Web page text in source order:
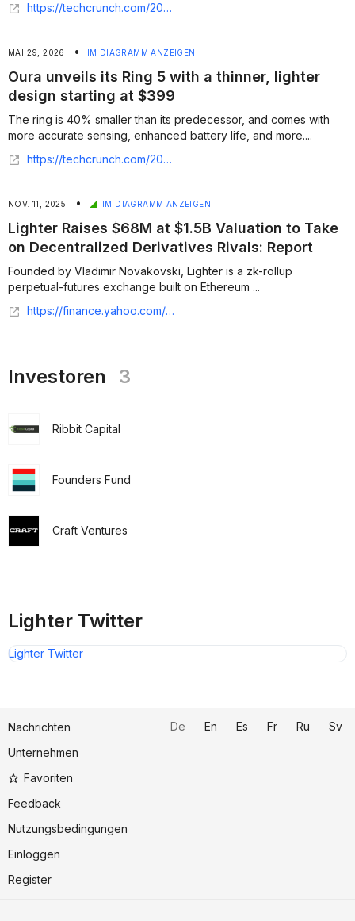
https://techcrunch.com/2026/06/04/oura-ring-5-review-thinner-lighter-better/
MAI 29, 2026 • IM DIAGRAMM ANZEIGEN
Oura unveils its Ring 5 with a thinner, lighter
design starting at $399
The ring is 40% smaller than its predecessor, and comes with
more accurate sensing, enhanced battery life, and more....
https://techcrunch.com/2026/05/28/oura-unveils-its-ring-5-with-a-thinner-lighter-design-starting-at-399/
NOV. 11, 2025 • IM DIAGRAMM ANZEIGEN
Lighter Raises $68M at $1.5B Valuation to Take
on Decentralized Derivatives Rivals: Report
Founded by Vladimir Novakovski, Lighter is a zk-rollup
perpetual-futures exchange built on Ethereum ...
https://finance.yahoo.com/news/lighter-raises-68m-1-5b-160551259.html
Investoren 3
Ribbit Capital
Founders Fund
Craft Ventures
Lighter Twitter
Lighter Twitter
Nachrichten
Unternehmen
Favoriten
Feedback
Nutzungsbedingungen
Einloggen
Register
De En Es Fr Ru Sv